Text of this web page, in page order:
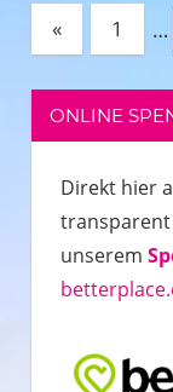
«Vorherige
Beiträge
1 …
ONLINE
Direkt hier
unserem